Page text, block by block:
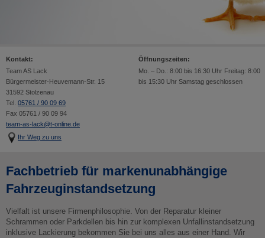
Kontakt:
Team AS Lack
Bürgermeister-Heuvemann-Str. 15
31592 Stolzenau
Tel. 05761 / 90 09 69
Fax 05761 / 90 09 94
team-as-lack@t-online.de
Ihr Weg zu uns
Öffnungszeiten:
Mo. – Do.: 8:00 bis 16:30 Uhr Freitag: 8:00
bis 15:30 Uhr Samstag geschlossen
Fachbetrieb für markenunabhängige
Fahrzeuginstandsetzung
Vielfalt ist unsere Firmenphilosophie. Von der Reparatur kleiner
Schrammen oder Parkdellen bis hin zur komplexen Unfallinstandsetzung
inklusive Lackierung bekommen Sie bei uns alles aus einer Hand. Wir